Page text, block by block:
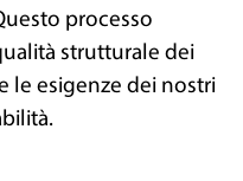
processo
strutturale dei
le esigenze dei nostri